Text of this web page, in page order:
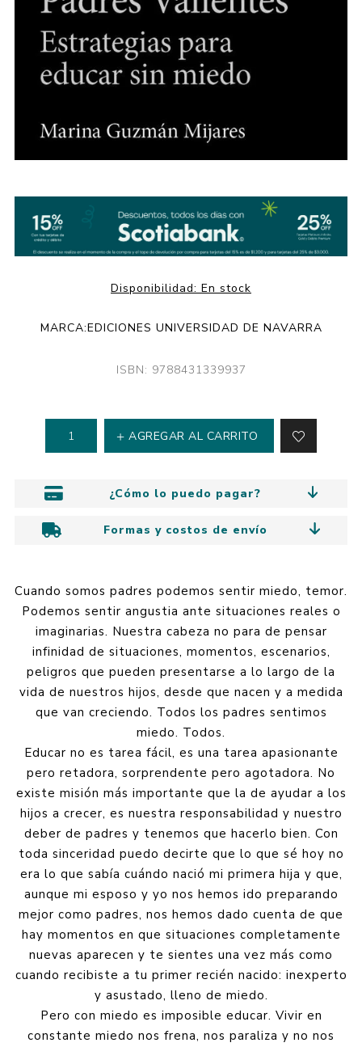
Disponibilidad: En stock
MARCA:EDICIONES UNIVERSIDAD DE NAVARRA
ISBN: 9788431339937
AGREGAR AL CARRITO
¿Cómo lo puedo pagar?
Formas y costos de envío
Cuando somos padres podemos sentir miedo, temor.
Podemos sentir angustia ante situaciones reales o
imaginarias. Nuestra cabeza no para de pensar
infinidad de situaciones, momentos, escenarios,
peligros que pueden presentarse a lo largo de la
vida de nuestros hijos, desde que nacen y a medida
que van creciendo. Todos los padres sentimos
miedo. Todos.
Educar no es tarea fácil, es una tarea apasionante
pero retadora, sorprendente pero agotadora. No
existe misión más importante que la de ayudar a los
hijos a crecer, es nuestra responsabilidad y nuestro
deber de padres y tenemos que hacerlo bien. Con
toda sinceridad puedo decirte que lo que sé hoy no
era lo que sabía cuándo nació mi primera hija y que,
aunque mi esposo y yo nos hemos ido preparando
mejor como padres, nos hemos dado cuenta de que
hay momentos en que situaciones completamente
nuevas aparecen y te sientes una vez más como
cuando recibiste a tu primer recién nacido: inexperto
y asustado, lleno de miedo.
Pero con miedo es imposible educar. Vivir en
constante miedo nos frena, nos paraliza y no nos